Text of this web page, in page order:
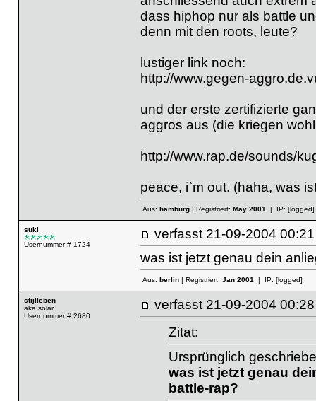
dass hiphop nur als battle
denn mit den roots, leute?
lustiger link noch:
http://www.gegen-
und der erste zertifizierte
aggros aus (die kriegen
http://www.rap.de/sounds/
peace, i`m out. (haha, was
Aus: hamburg| Registriert: May 2001| IP: [logged]
suki
Usernummer # 1724
verfasst 21-09-2004
was ist jetzt genau dein
Aus: berlin| Registriert: Jan 2001| IP: [logged]
stijlleben
aka solar
Usernummer # 2680
verfasst 21-09-2004
Zitat:
Ursprünglich
was ist jetzt genau
battle-rap?